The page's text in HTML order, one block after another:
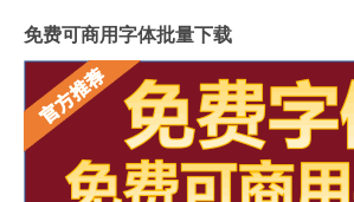
免费可商用字体批量下载